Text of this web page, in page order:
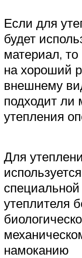
Если для
будет
материал,
на хороший
внешнему
подходит ли
утепления
Для
утеплителя
намоканию